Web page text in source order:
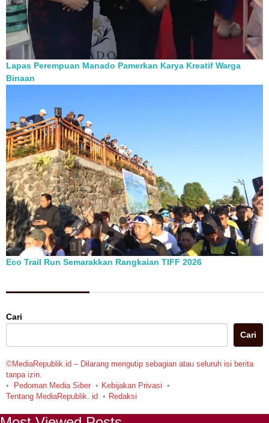
Lapas Perempuan Manado Pamerkan Karya Kreatif Warga
Binaan
Eco Trail Run Semarakkan Rangkaian TIFF 2026
Cari
Cari
©MediaRepublik.id – Dilarang mengutip sebagian atau seluruh isi berita
tanpa izin.
Pedoman Media Siber
Kebijakan Privasi
Tentang MediaRepublik. id
Redaksi